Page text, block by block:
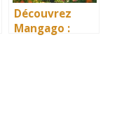
Découvrez
Mangago :